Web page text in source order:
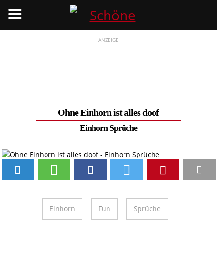
ANZEIGE
Ohne Einhorn ist alles doof
Einhorn Sprüche
Einhorn Fun Sprüche